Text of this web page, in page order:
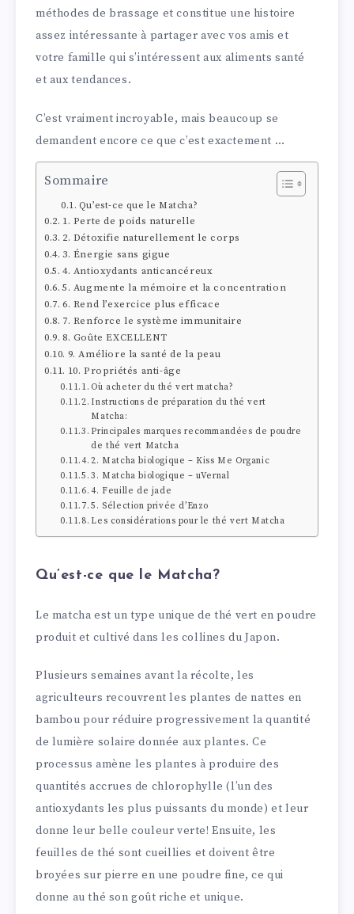
méthodes de brassage et constitue une histoire
assez intéressante à partager avec vos amis et
votre famille qui s’intéressent aux aliments santé
et aux tendances.
C’est vraiment incroyable, mais beaucoup se
demandent encore ce que c’est exactement …
Sommaire
Qu’est-ce que le Matcha?
1. Perte de poids naturelle
2. Détoxifie naturellement le corps
3. Énergie sans gigue
4. Antioxydants anticancéreux
5. Augmente la mémoire et la concentration
6. Rend l’exercice plus efficace
7. Renforce le système immunitaire
8. Goûte EXCELLENT
9. Améliore la santé de la peau
10. Propriétés anti-âge
Où acheter du thé vert matcha?
Instructions de préparation du thé vert
Matcha:
Principales marques recommandées de poudre
de thé vert Matcha
2. Matcha biologique – Kiss Me Organic
3. Matcha biologique – uVernal
4. Feuille de jade
5. Sélection privée d’Enzo
Les considérations pour le thé vert Matcha
Qu’est-ce que le Matcha?
Le matcha est un type unique de thé vert en poudre
produit et cultivé dans les collines du Japon.
Plusieurs semaines avant la récolte, les
agriculteurs recouvrent les plantes de nattes en
bambou pour réduire progressivement la quantité
de lumière solaire donnée aux plantes. Ce
processus amène les plantes à produire des
quantités accrues de chlorophylle (l’un des
antioxydants les plus puissants du monde) et leur
donne leur belle couleur verte! Ensuite, les
feuilles de thé sont cueillies et doivent être
broyées sur pierre en une poudre fine, ce qui
donne au thé son goût riche et unique.